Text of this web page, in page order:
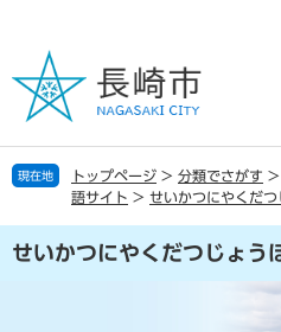
の
で
す
ー
ば
し
文
現在地 トップページ > 分類でさがす >
語サイト > せいかつにやくだつ
せいかつにやくだつじょう